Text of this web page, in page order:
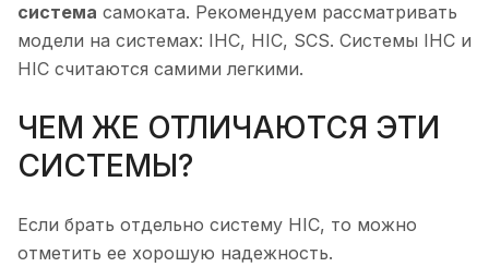
система самоката. Рекомендуем рассматривать
модели на системах: IHC, HIC, SCS. Системы IHC и
HIC считаются самими легкими.
ЧЕМ ЖЕ ОТЛИЧАЮТСЯ ЭТИ
СИСТЕМЫ?
Если брать отдельно систему HIC, то можно
отметить ее хорошую надежность.